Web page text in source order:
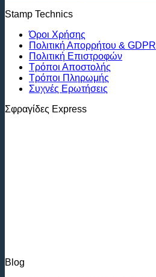
Stamp Technics
Όροι Χρήσης
Πολιτική Απορρήτου & GDPR
Πολιτική Επιστροφών
Τρόποι Αποστολής
Τρόποι Πληρωμής
Συχνές Ερωτήσεις
Σφραγίδες Express
Blog